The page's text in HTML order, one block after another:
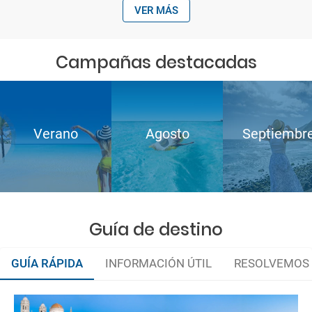
VER MÁS
Campañas destacadas
Verano Agosto
Guía de destino
GUÍA RÁPIDA INFORMACIÓN ÚTIL
Entre leyendas de bandoleros